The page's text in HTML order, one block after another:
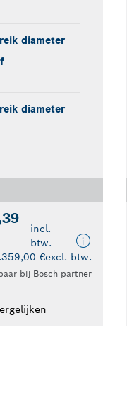
diameter
diameter
incl.
btw.
€excl. btw.
bij Bosch partner